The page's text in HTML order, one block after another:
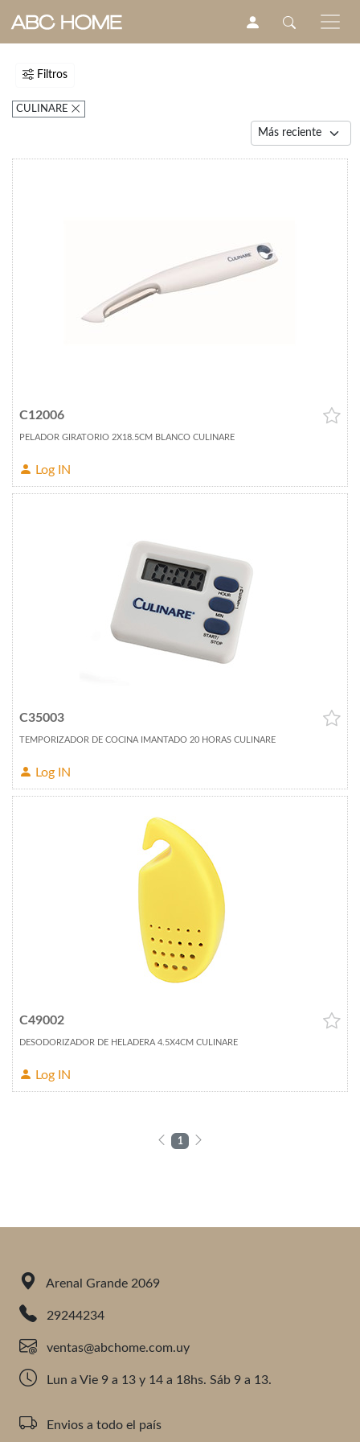
Filtros
CULINARE
C12006
PELADOR GIRATORIO 2X18.5CM BLANCO CULINARE
Log IN
C35003
TEMPORIZADOR DE COCINA IMANTADO 20 HORAS CULINARE
Log IN
C49002
DESODORIZADOR DE HELADERA 4.5X4CM CULINARE
Log IN
1
Arenal Grande 2069
29244234
ventas@abchome.com.uy
Lun a Vie 9 a 13 y 14 a 18hs. Sáb 9 a 13.
Envios a todo el país